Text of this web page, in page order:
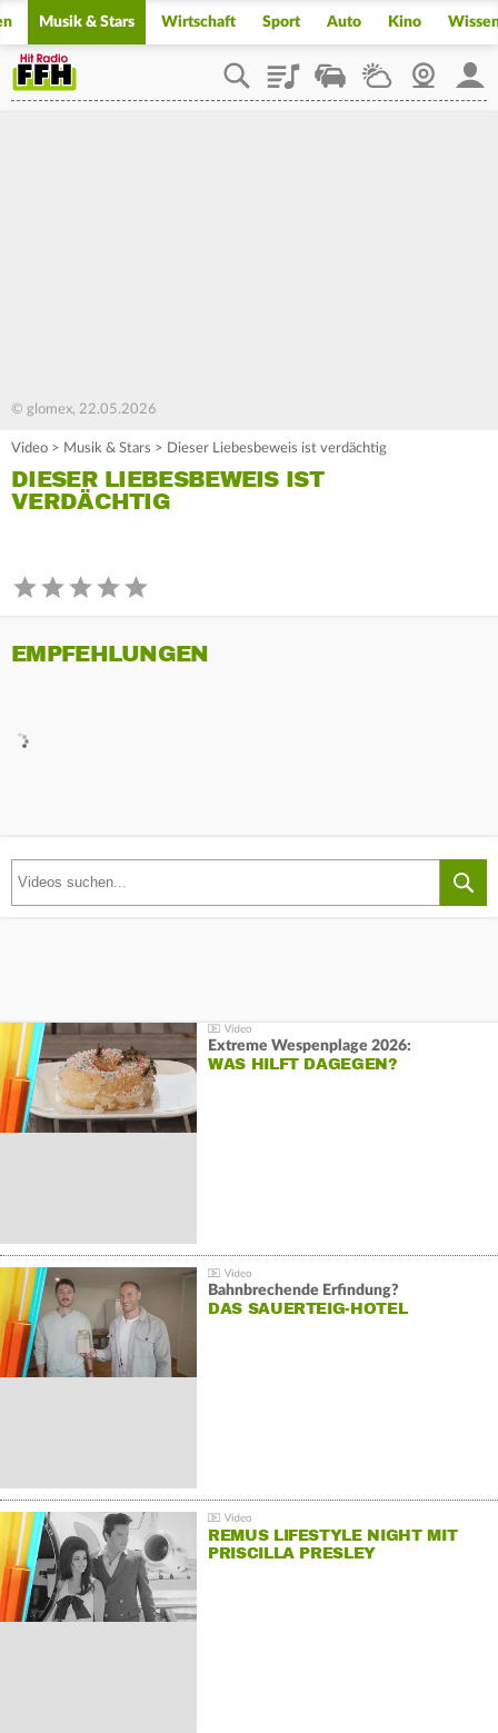
Musik & Stars Wirtschaft Sport Auto Kino
PlaylistStaupilotWetterWebcam
© glomex, 22.05.2026
Video > Musik & Stars > Dieser Liebesbeweis ist verdächtig
DIESER LIEBESBEWEIS IST
VERDÄCHTIG
EMPFEHLUNGEN
Extreme Wespenplage 2026:
WAS HILFT DAGEGEN?
Bahnbrechende Erfindung?
DAS SAUERTEIG-HOTEL
REMUS LIFESTYLE NIGHT MIT
PRISCILLA PRESLEY